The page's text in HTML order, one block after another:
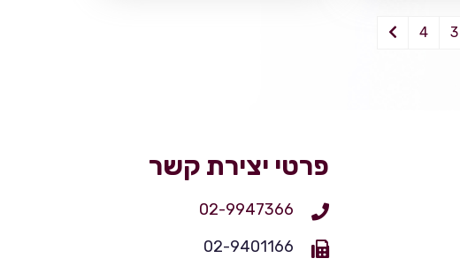
3
4
פרטי יצירת קשר
02-9947366
02-9401166